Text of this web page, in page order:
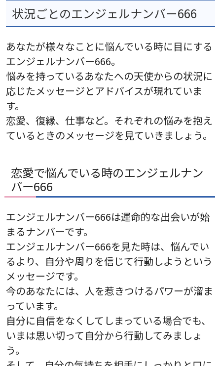
状況ごとのエンジェルナンバー666
あなたが様々なことに悩んでいる時に目にする
エンジェルナンバー666。
悩みを持っているあなたへの天使からの状況に
応じたメッセージとアドバイスが現れていま
す。
恋愛、復縁、仕事など。それぞれの悩みを抱え
ているときのメッセージを見ていきましょう。
恋愛で悩んでいる時のエンジェルナン
バー666
エンジェルナンバー666は運命的な出会いが始
まるナンバーです。
エンジェルナンバー666を見た時は、悩んでい
るより、自分や周りを信じて行動しようという
メッセージです。
今のあなたには、人を惹きつけるパワーが溜ま
っています。
自分に自信をなくしてしまっている場合でも、
いまは思い切って自分から行動してみましょ
う。